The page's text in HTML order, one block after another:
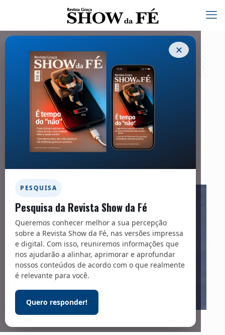
✕
PESQUISA
Pesquisa da Revista Show da Fé
Queremos conhecer melhor a sua percepção
sobre a Revista Show da Fé, nas versões impressa
e digital. Com isso, reuniremos informações que
nos ajudarão a alinhar, aprimorar e aprofundar
nossos conteúdos de acordo com o que realmente
é relevante para você.
Quero responder!
Sociedade
01/10/2022
Facebook Twitter
Messenger
Foto: Arte sobre foto de Deena Englard / Unsplash